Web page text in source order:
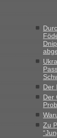
buchbar -
Hab´s
Strecke
in
die Ukraine
„Man sollte
LeoExpress
Fahrkarten
Verbindung
Der
Der
Zu